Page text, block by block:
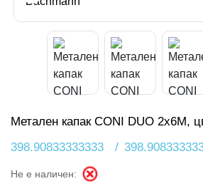
Метален капак CONI DUO 2x6M,
/
398.90833333333
Не е наличен: